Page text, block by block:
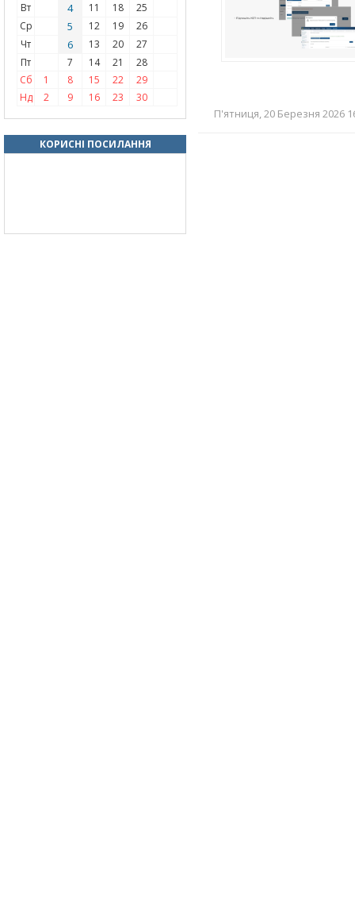
Вт
4 11 18
25
Ср
5 12 19
26
Чт
6 13 20
27
Пт
7 14 21
28
Сб
1 8 15 22
29
Нд
2 9 16 23 30
КОРИСНІ ПОСИЛАННЯ
П'ятниця, 20 Березня 2026